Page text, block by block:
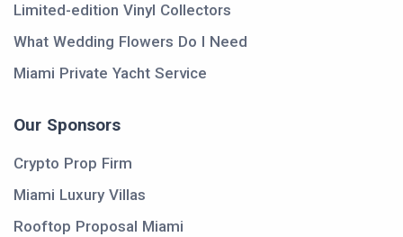
Limited-edition Vinyl Collectors
What Wedding Flowers Do I Need
Miami Private Yacht Service
Our Sponsors
Crypto Prop Firm
Miami Luxury Villas
Rooftop Proposal Miami